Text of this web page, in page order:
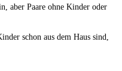
aber Paa­re ohne Kin­der oder
schon aus dem Haus sind,